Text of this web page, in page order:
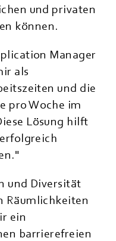
und privaten
können.
Manager
als
und die
pro Woche im
Lösung hilft
und Diversität
Räumlichkeiten
ein
barrierefreien